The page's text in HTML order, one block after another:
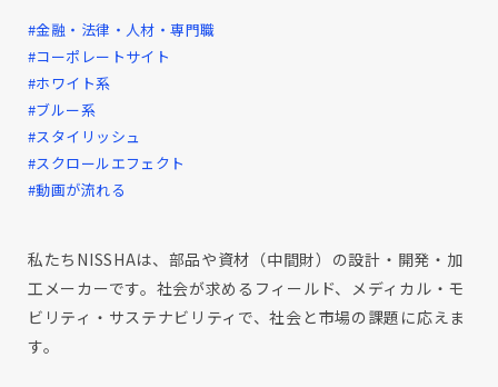
#金融・法律・人材・専門職
#コーポレートサイト
#ホワイト系
#ブルー系
#スタイリッシュ
#スクロールエフェクト
#動画が流れる
私たちNISSHAは、部品や資材（中間財）の設計・開発・加
工メーカーです。社会が求めるフィールド、メディカル・モ
ビリティ・サステナビリティで、社会と市場の課題に応えま
す。